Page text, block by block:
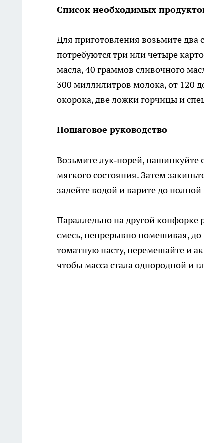
Список необходимых
Для приготовления возьмите два
потребуются три или четыре
масла, 40 граммов сливочного
300 миллилитров молока, от 120
окорока, две ложки горчицы и
Пошаговое руководство
Возьмите лук‑порей, нашинкуйте
мягкого состояния. Затем
залейте водой и варите до
Параллельно на другой конфорке
смесь, непрерывно помешивая, до
томатную пасту, перемешайте и
чтобы масса стала однородной и